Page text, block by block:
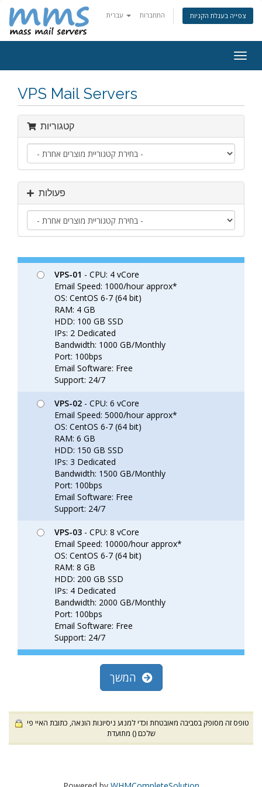
התחברות צפייה בעגלת הקניות
ניווט
VPS Mail Servers
קטגוריות
פעולות
VPS-01 - CPU: 4 vCore
Email Speed: 1000/hour approx*
OS: CentOS 6-7 (64 bit)
RAM: 4 GB
HDD: 100 GB SSD
IPs: 2 Dedicated
Bandwidth: 1000 GB/Monthly
Port: 100bps
Email Software: Free
Support: 24/7
VPS-02 - CPU: 6 vCore
Email Speed: 5000/hour approx*
OS: CentOS 6-7 (64 bit)
RAM: 6 GB
HDD: 150 GB SSD
IPs: 3 Dedicated
Bandwidth: 1500 GB/Monthly
Port: 100bps
Email Software: Free
Support: 24/7
VPS-03 - CPU: 8 vCore
Email Speed: 10000/hour approx*
OS: CentOS 6-7 (64 bit)
RAM: 8 GB
HDD: 200 GB SSD
IPs: 4 Dedicated
Bandwidth: 2000 GB/Monthly
Port: 100bps
Email Software: Free
Support: 24/7
שלכם () מתועדת